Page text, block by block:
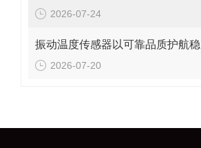
2026-07-24
2026-07-20